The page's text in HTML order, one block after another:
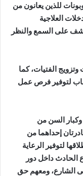
للذين يعانون من
العلاجية
على السمع والنظر
الفتيات، كما
لتوفير فرص عمل
السن من
إحداهما من
لتوفير الرعاية
الحادث داخل دور
الشارع، ومعهم حق